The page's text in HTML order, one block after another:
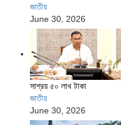
জাতীয়
June 30, 2026
সাশ্রয় ৫০ লাখ টাকা
জাতীয়
June 30, 2026